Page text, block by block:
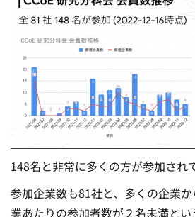
148名と非常に多くの方が参加され
参加企業数も81社と、多くの企業
業あたりの参加者数が２名未満とい